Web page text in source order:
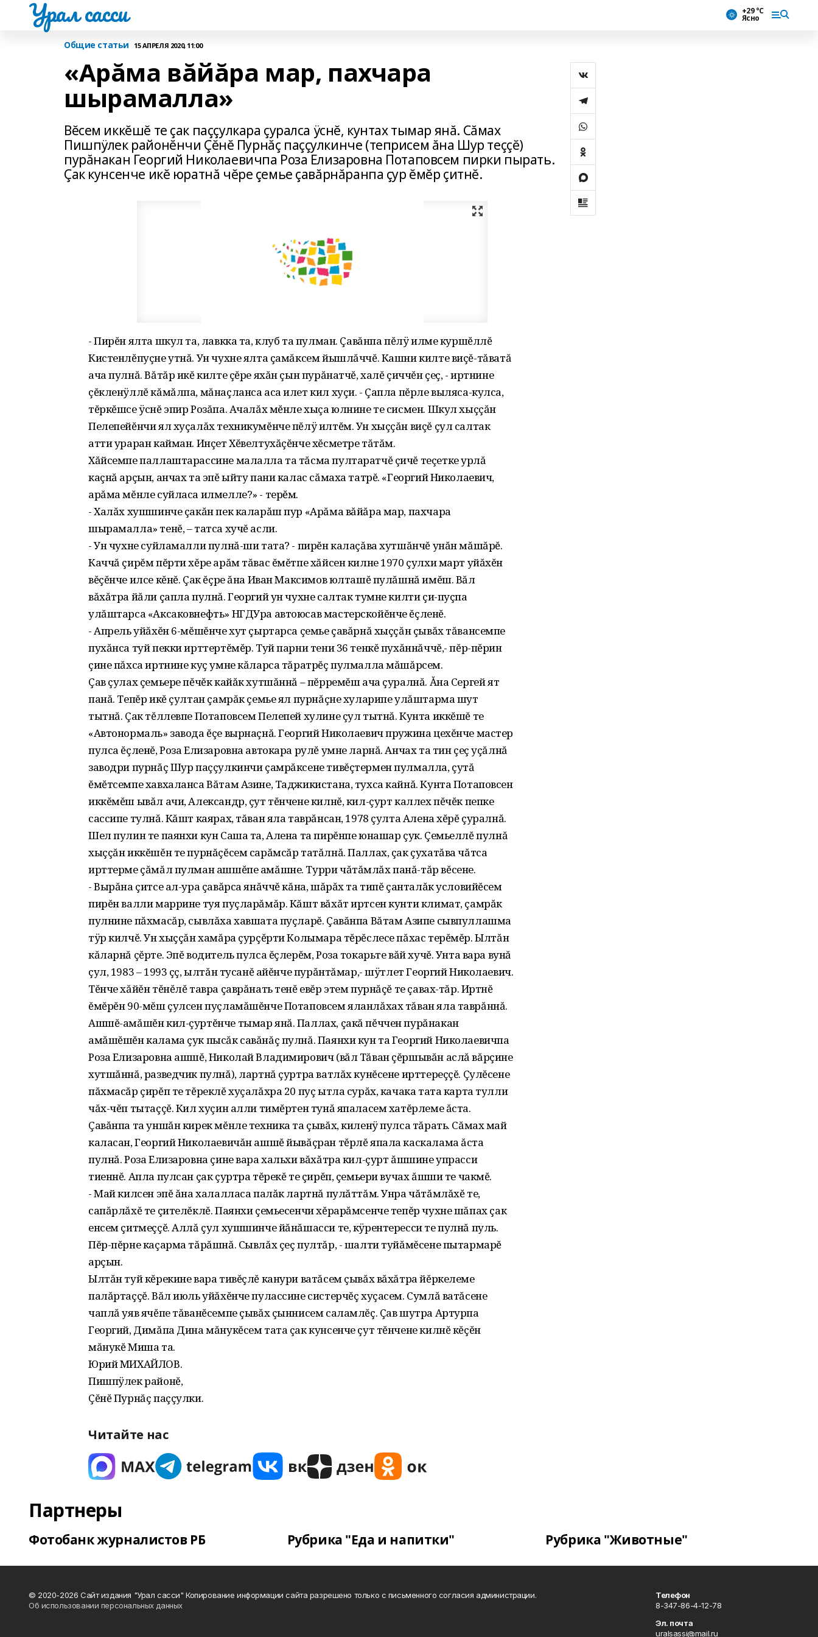
Урал сасси +29 °С
Ясно
Общие статьи 15 АПРЕЛЯ 2020, 11:00
«Арăма вăйăра мар, пахчара
шырамалла»
Вĕсем иккĕшĕ те çак паççулкара çуралса ÿснĕ, кунтах тымар янă. Сăмах
Пишпÿлек районĕнчи Çĕнĕ Пурнăç паççулкинче (теприсем ăна Шур теççĕ)
пурăнакан Георгий Николаевичпа Роза Елизаровна Потаповсем пирки пырать.
Çак кунсенче икĕ юратнă чĕре çемье çавăрнăранпа çур ĕмĕр çитнĕ.
- Пирĕн ялта шкул та, лавкка та, клуб та пулман. Çавăнпа пĕлÿ илме куршĕллĕ
Кистенлĕпуçне утнă. Ун чухне ялта çамăксем йышлăччĕ. Кашни килте виçĕ-тăватă
ача пулнă. Вăтăр икĕ килте çĕре яхăн çын пурăнатчĕ, халĕ çиччĕн çеç, - иртнине
çĕкленÿллĕ кăмăлпа, мăнаçланса аса илет кил хуçи. - Çапла пĕрле выляса-кулса,
тĕркĕшсе ÿснĕ эпир Розăпа. Ачалăх мĕнле хыçа юлнине те сисмен. Шкул хыççăн
Пелепейĕнчи ял хуçалăх техникумĕнче пĕлÿ илтĕм. Ун хыççăн виçĕ çул салтак
атти ураран кайман. Инçет Хĕвелтухăçĕнче хĕсметре тăтăм.
Хăйсемпе паллаштарассине малалла та тăсма пултаратчĕ çичĕ теçетке урлă
каçнă арçын, анчах та эпĕ ыйту пани калас сăмаха татрĕ. «Георгий Николаевич,
арăма мĕнле суйласа илмелле?» - терĕм.
- Халăх хушшинче çакăн пек каларăш пур «Арăма вăйăра мар, пахчара
шырамалла» тенĕ, – татса хучĕ асли.
- Ун чухне суйламалли пулнă-ши тата? - пирĕн калаçăва хутшăнчĕ унăн мăшăрĕ.
Каччă çирĕм пĕрти хĕре арăм тăвас ĕмĕтпе хăйсен килне 1970 çулхи март уйăхĕн
вĕçĕнче илсе кĕнĕ. Çак ĕçре ăна Иван Максимов юлташĕ пулăшнă имĕш. Вăл
вăхăтра йăли çапла пулнă. Георгий ун чухне салтак тумне килти çи-пуçпа
улăштарса «Аксаковнефть» НГДУра автоюсав мастерскойĕнче ĕçленĕ.
- Апрель уйăхĕн 6-мĕшĕнче хут çыртарса çемье çавăрнă хыççăн çывăх тăвансемпе
пухăнса туй пекки ирттертĕмĕр. Туй парни тени 36 тенкĕ пухăннăччĕ,- пĕр-пĕрин
çине пăхса иртнине куç умне кăларса тăратрĕç пулмалла мăшăрсем.
Çав çулах çемьере пĕчĕк кайăк хутшăннă – пĕрремĕш ача çуралнă. Ăна Сергей ят
панă. Тепĕр икĕ çултан çамрăк çемье ял пурнăçне хуларипе улăштарма шут
тытнă. Çак тĕллевпе Потаповсем Пелепей хулине çул тытнă. Кунта иккĕшĕ те
«Автонормаль» завода ĕçе вырнаçнă. Георгий Николаевич пружина цехĕнче мастер
пулса ĕçленĕ, Роза Елизаровна автокара рулĕ умне ларнă. Анчах та тин çеç уçăлнă
заводри пурнăç Шур паççулкинчи çамрăксене тивĕçтермен пулмалла, çутă
ĕмĕтсемпе хавхаланса Вăтам Азине, Таджикистана, тухса кайнă. Кунта Потаповсен
иккĕмĕш ывăл ачи, Александр, çут тĕнчене килнĕ, кил-çурт каллех пĕчĕк пепке
сассипе тулнă. Кăшт каярах, тăван яла таврăнсан, 1978 çулта Алена хĕрĕ çуралнă.
Шел пулин те паянхи кун Саша та, Алена та пирĕнпе юнашар çук. Çемьеллĕ пулнă
хыççăн иккĕшĕн те пурнăçĕсем сарăмсăр татăлнă. Паллах, çак çухатăва чăтса
ирттерме çăмăл пулман ашшĕпе амăшне. Турри чăтăмлăх панă-тăр вĕсене.
- Вырăна çитсе ал-ура çавăрса янăччĕ кăна, шăрăх та типĕ çанталăк условийĕсем
пирĕн валли маррине туя пуçларăмăр. Кăшт вăхăт иртсен кунти климат, çамрăк
пулнине пăхмасăр, сывлăха хавшата пуçларĕ. Çавăнпа Вăтам Азипе сывпуллашма
тÿр килчĕ. Ун хыççăн хамăра çурçĕрти Колымара тĕрĕслесе пăхас терĕмĕр. Ылтăн
кăларнă çĕрте. Эпĕ водитель пулса ĕçлерĕм, Роза токарьте вăй хучĕ. Унта вара вунă
çул, 1983 – 1993 çç, ылтăн тусанĕ айĕнче пурăнтăмар,- шÿтлет Георгий Николаевич.
Тĕнче хăйĕн тĕнĕлĕ тавра çаврăнать тенĕ евĕр этем пурнăçĕ те çавах-тăр. Иртнĕ
ĕмĕрĕн 90-мĕш çулсен пуçламăшĕнче Потаповсем яланлăхах тăван яла таврăннă.
Ашшĕ-амăшĕн кил-çуртĕнче тымар янă. Паллах, çакă пĕччен пурăнакан
амăшĕшĕн калама çук пысăк савăнăç пулнă. Паянхи кун та Георгий Николаевичпа
Роза Елизаровна ашшĕ, Николай Владимирович (вăл Тăван çĕршывăн аслă вăрçине
хутшăннă, разведчик пулнă), лартнă çуртра ватлăх кунĕсене ирттереççĕ. Çулĕсене
пăхмасăр çирĕп те тĕреклĕ хуçалăхра 20 пуç ытла сурăх, качака тата карта тулли
чăх-чĕп тытаççĕ. Кил хуçин алли тимĕртен тунă япаласем хатĕрлеме ăста.
Çавăнпа та уншăн кирек мĕнле техника та çывăх, киленÿ пулса тăрать. Сăмах май
каласан, Георгий Николаевичăн ашшĕ йывăçран тĕрлĕ япала каскалама ăста
пулнă. Роза Елизаровна çине вара хальхи вăхăтра кил-çурт ăшшине упрасси
тиеннĕ. Апла пулсан çак çуртра тĕрекĕ те çирĕп, çемьери вучах ăшши те чакмĕ.
- Май килсен эпĕ ăна халалласа палăк лартнă пулăттăм. Унра чăтăмлăхĕ те,
сапăрлăхĕ те çителĕклĕ. Паянхи çемьесенчи хĕрарăмсенче тепĕр чухне шăпах çак
енсем çитмеççĕ. Аллă çул хушшинче йăнăшасси те, кÿрентересси те пулнă пуль.
Пĕр-пĕрне каçарма тăрăшнă. Сывлăх çеç пултăр, - шалти туйăмĕсене пытармарĕ
арçын.
Ылтăн туй кĕрекине вара тивĕçлĕ канури ватăсем çывăх вăхăтра йĕркелеме
палăртаççĕ. Вăл июль уйăхĕнче пулассине систерчĕç хуçасем. Сумлă ватăсене
чаплă уяв ячĕпе тăванĕсемпе çывăх çыннисем саламлĕç. Çав шутра Артурпа
Георгий, Димăпа Дина мăнукĕсем тата çак кунсенче çут тĕнчене килнĕ кĕçĕн
мăнукĕ Миша та.
Юрий МИХАЙЛОВ.
Пишпÿлек районĕ,
Çĕнĕ Пурнăç паççулки.
Читайте нас
Партнеры
Фотобанк журналистов РБ Рубрика "Еда и напитки" Рубрика "Животные"
© 2020-2026 Сайт издания "Урал сасси" Копирование информации сайта разрешено только с письменного согласия администрации.
Об использовании персональных данных
Телефон
8-347-86-4-12-78
Эл. почта
uralsassi@mail.ru